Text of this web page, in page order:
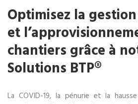
Optimisez la
et
chantiers grâce à
Solutions BTP®
La COVID-19, la pénurie et la